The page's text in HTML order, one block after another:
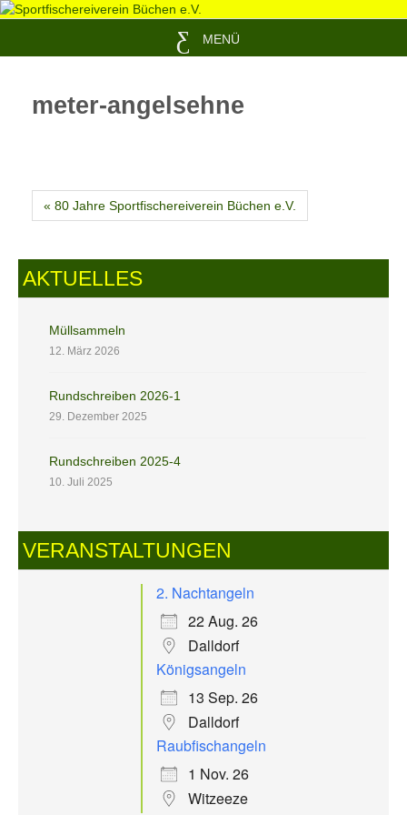
MENÜ
meter-angelsehne
« 80 Jahre Sportfischereiverein Büchen e.V.
AKTUELLES
Müllsammeln
12. März 2026
Rundschreiben 2026-1
29. Dezember 2025
Rundschreiben 2025-4
10. Juli 2025
VERANSTALTUNGEN
2. Nachtangeln
22 Aug. 26
Dalldorf
Königsangeln
13 Sep. 26
Dalldorf
Raubfischangeln
1 Nov. 26
Witzeeze